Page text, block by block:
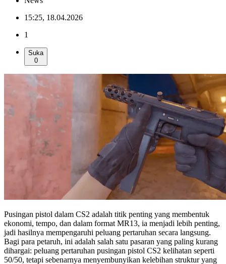
15:25, 18.04.2026
1
Suka
0
Pusingan pistol dalam CS2 adalah titik penting yang membentuk
ekonomi, tempo, dan dalam format MR13, ia menjadi lebih penting,
jadi hasilnya mempengaruhi peluang pertaruhan secara langsung.
Bagi para petaruh, ini adalah salah satu pasaran yang paling kurang
dihargai: peluang pertaruhan pusingan pistol CS2 kelihatan seperti
50/50, tetapi sebenarnya menyembunyikan kelebihan struktur yang